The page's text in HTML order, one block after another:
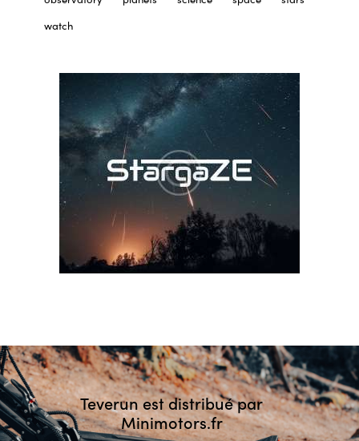
watch
Teverun est distribué par
Minimotors.fr